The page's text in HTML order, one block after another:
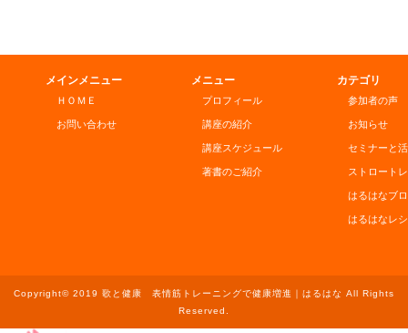
メインメニュー
ＨＯＭＥ
お問い合わせ
メニュー
プロフィール
講座の紹介
講座スケジュール
著書のご紹介
カテゴリ
参加者の声
お知らせ
セミナーと
ストロート
はるはなブ
はるはなレ
Copyright© 2019 歌と健康 表情筋トレーニングで健康増進｜はるはな All Rights
Reserved.